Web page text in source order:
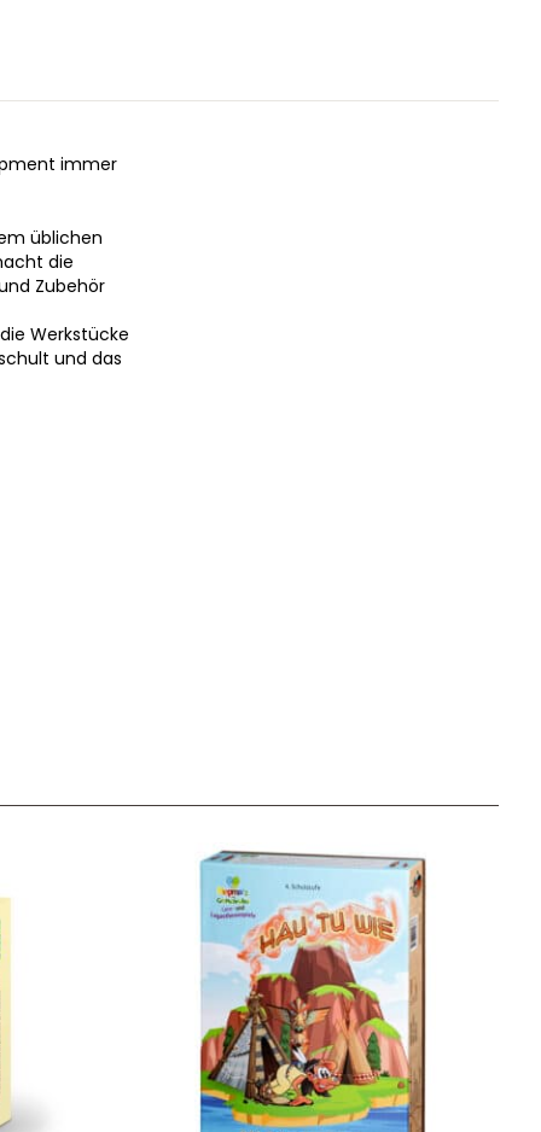
immer
üblichen
die
Zubehör
Werkstücke
und das
WhatsApp mitzuteilen.
Newsletter Anmelden